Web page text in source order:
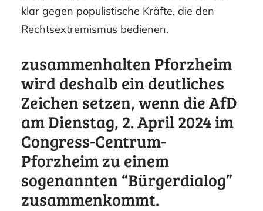
klar gegen populistische Kräfte, die den
Rechtsextremismus bedienen.
zusammenhalten Pforzheim
wird deshalb ein deutliches
Zeichen setzen, wenn die AfD
am Dienstag, 2. April 2024 im
Congress-Centrum-
Pforzheim zu einem
sogenannten “Bürgerdialog”
zusammenkommt.